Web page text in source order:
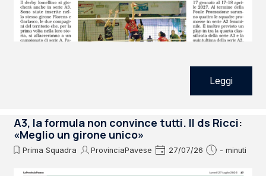
Leggi
A3, la formula non convince tutti. Il ds Ricci:
«Meglio un girone unico»
Prima Squadra ProvinciaPavese 27/07/26 - minuti